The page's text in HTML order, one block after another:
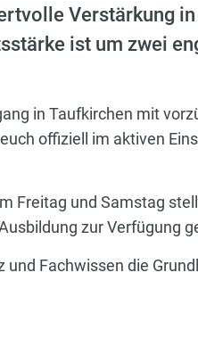
Verstärkung
ist um zwei
in Taufkirchen mit
offiziell im aktiven
Freitag und Samstag
zur Verfügung
Fachwissen die